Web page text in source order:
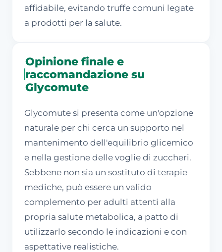
affidabile, evitando truffe comuni legate
a prodotti per la salute.
Opinione finale e
raccomandazione su
Glycomute
Glycomute si presenta come un'opzione
naturale per chi cerca un supporto nel
mantenimento dell'equilibrio glicemico
e nella gestione delle voglie di zuccheri.
Sebbene non sia un sostituto di terapie
mediche, può essere un valido
complemento per adulti attenti alla
propria salute metabolica, a patto di
utilizzarlo secondo le indicazioni e con
aspettative realistiche.